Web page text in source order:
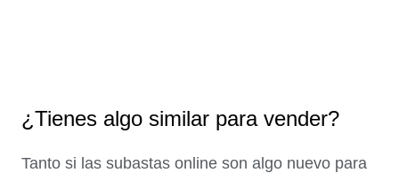
¿Tienes algo similar para vender?
Tanto si las subastas online son algo nuevo para